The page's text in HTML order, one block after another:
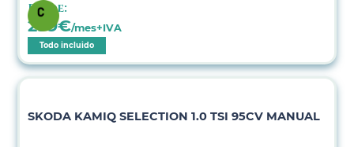
Desde:
299€/mes+IVA
Todo incluido
SKODA KAMIQ SELECTION 1.0 TSI 95CV MANUAL